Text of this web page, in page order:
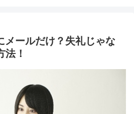
メールだけ？失礼じゃな
法！